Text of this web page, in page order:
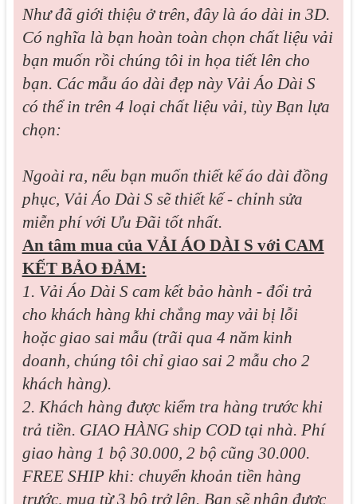
Như đã giới thiệu ở trên, đây là áo dài in 3D.
Có nghĩa là bạn hoàn toàn chọn chất liệu vải
bạn muốn rồi chúng tôi in họa tiết lên cho
bạn. Các mẫu áo dài đẹp này Vải Áo Dài S
có thể in trên 4 loại chất liệu vải, tùy Bạn lựa
chọn:
Ngoài ra, nếu bạn muốn thiết kế áo dài đồng
phục, Vải Áo Dài S sẽ thiết kế - chỉnh sửa
miễn phí với Ưu Đãi tốt nhất.
An tâm mua của VẢI ÁO DÀI S với CAM
KẾT BẢO ĐẢM:
1. Vải Áo Dài S cam kết bảo hành - đổi trả
cho khách hàng khi chẳng may vải bị lỗi
hoặc giao sai mẫu (trãi qua 4 năm kinh
doanh, chúng tôi chỉ giao sai 2 mẫu cho 2
khách hàng).
2. Khách hàng được kiểm tra hàng trước khi
trả tiền. GIAO HÀNG ship COD tại nhà. Phí
giao hàng 1 bộ 30.000, 2 bộ cũng 30.000.
FREE SHIP khi: chuyển khoản tiền hàng
trước, mua từ 3 bộ trở lên. Bạn sẽ nhận được